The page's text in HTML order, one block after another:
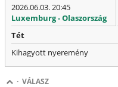
2026.06.03. 20:45
Luxemburg - Olaszország
Tét
Kihagyott nyeremény
· VÁLASZ